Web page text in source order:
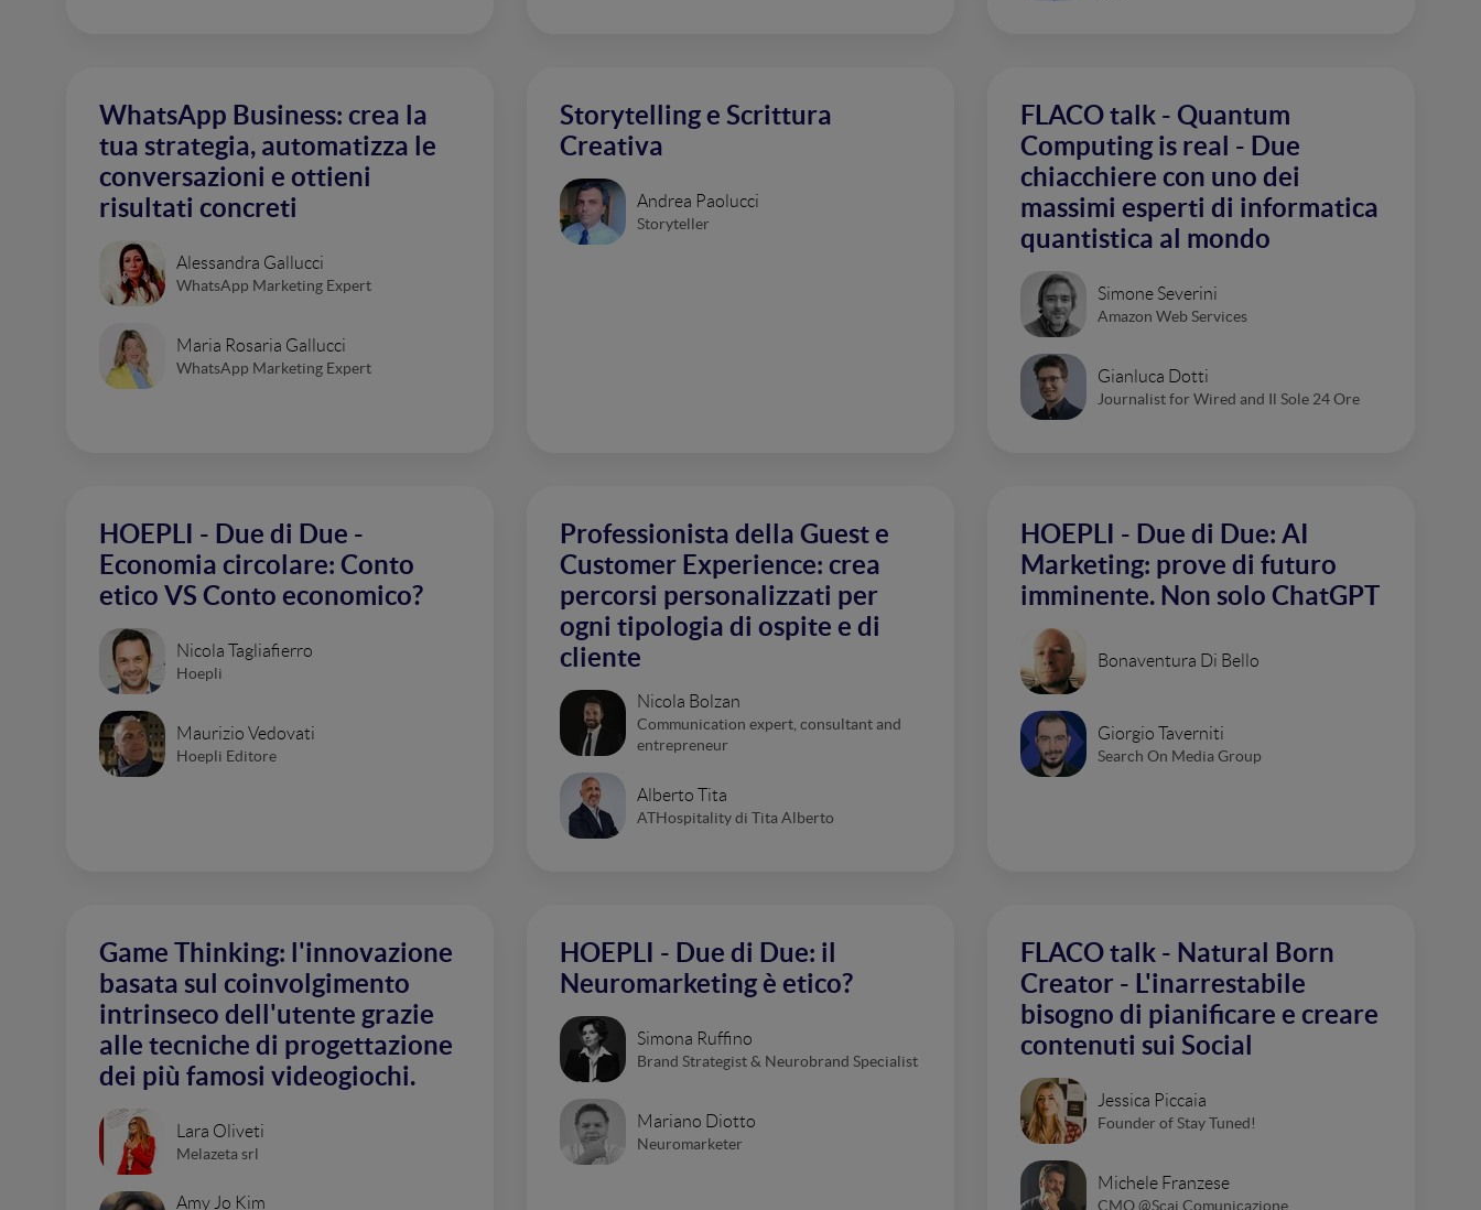
WhatsApp Business: crea la
tua strategia, automatizza le
conversazioni e ottieni
risultati concreti
Alessandra Gallucci
WhatsApp Marketing Expert
Maria Rosaria Gallucci
WhatsApp Marketing Expert
Storytelling e Scrittura
Creativa
Andrea Paolucci
Storyteller
FLACO talk - Quantum
Computing is real - Due
chiacchiere con uno dei
massimi esperti di informatica
quantistica al mondo
Simone Severini
Amazon Web Services
Gianluca Dotti
Journalist for Wired and Il Sole 24 Ore
HOEPLI - Due di Due -
Economia circolare: Conto
etico VS Conto economico?
Nicola Tagliafierro
Hoepli
Maurizio Vedovati
Hoepli Editore
Professionista della Guest e
Customer Experience: crea
percorsi personalizzati per
ogni tipologia di ospite e di
cliente
Nicola Bolzan
Communication expert, consultant and
entrepreneur
Alberto Tita
ATHospitality di Tita Alberto
HOEPLI - Due di Due: AI
Marketing: prove di futuro
imminente. Non solo ChatGPT
Bonaventura Di Bello
Giorgio Taverniti
Search On Media Group
Game Thinking: l'innovazione
basata sul coinvolgimento
intrinseco dell'utente grazie
alle tecniche di progettazione
dei più famosi videogiochi.
Lara Oliveti
Melazeta srl
Amy Jo Kim
HOEPLI - Due di Due: il
Neuromarketing è etico?
Simona Ruffino
Brand Strategist & Neurobrand Specialist
Mariano Diotto
Neuromarketer
FLACO talk - Natural Born
Creator - L'inarrestabile
bisogno di pianificare e creare
contenuti sui Social
Jessica Piccaia
Founder of Stay Tuned!
Michele Franzese
CMO @Scai Comunicazione